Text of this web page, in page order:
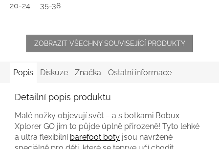
20-24 35-38
ZOBRAZIT VŠECHNY SOUVISEJÍCÍ PRODUKTY
Popis Diskuze Značka Ostatní informace
Detailní popis produktu
Malé nožky objevují svět – a s botkami Bobux
Xplorer GO jim to půjde úplně přirozeně! Tyto lehké
a ultra flexibilní barefoot boty jsou navržené